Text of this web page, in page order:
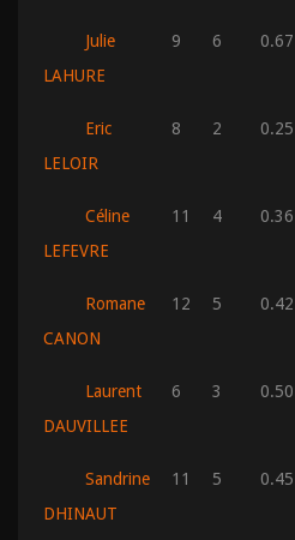
Julie
LAHURE
9 6 0.67
Eric
LELOIR
8 2 0.25
Céline
LEFEVRE
11 4 0.36
Romane
CANON
12 5 0.42
Laurent
DAUVILLEE
6 3 0.50
Sandrine
DHINAUT
11 5 0.45